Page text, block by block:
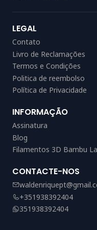
LEGAL
Contato
Livro de Reclamações
Termos e Condições
Politica de reembolso
Política de Privacidade
INFORMAÇÃO
Assinatura
Blog
Filamentos 3D Bambu
CONTACTE-NOS
+351938392404
351938392404